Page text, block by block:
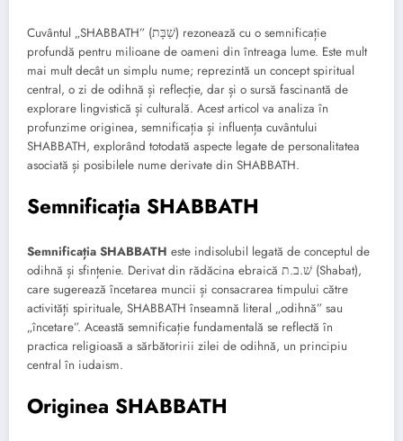
Cuvântul „SHABBATH” (שַׁבָּת) rezonează cu o semnificație
profundă pentru milioane de oameni din întreaga lume. Este mult
mai mult decât un simplu nume; reprezintă un concept spiritual
central, o zi de odihnă și reflecție, dar și o sursă fascinantă de
explorare lingvistică și culturală. Acest articol va analiza în
profunzime originea, semnificația și influența cuvântului
SHABBATH, explorând totodată aspecte legate de personalitatea
asociată și posibilele nume derivate din SHABBATH.
Semnificația SHABBATH
Semnificația SHABBATH este indisolubil legată de conceptul de
odihnă și sfințenie. Derivat din rădăcina ebraică שׁ.ב.ת (Shabat),
care sugerează încetarea muncii și consacrarea timpului către
activități spirituale, SHABBATH înseamnă literal „odihnă” sau
„încetare”. Această semnificație fundamentală se reflectă în
practica religioasă a sărbătoririi zilei de odihnă, un principiu
central în iudaism.
Originea SHABBATH